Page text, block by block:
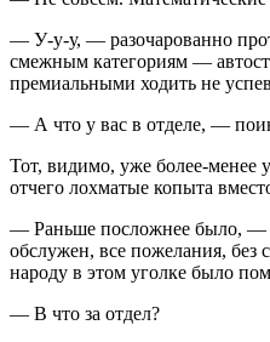
— У-у-у, — разочарованно
смежным категориям —
премиальными ходить не
— А что у вас в отделе, —
Тот, видимо, уже более-менее
отчего лохматые копыта
— Раньше посложнее было, —
обслужен, все пожелания, без
народу в этом уголке было
— B что за отдел?